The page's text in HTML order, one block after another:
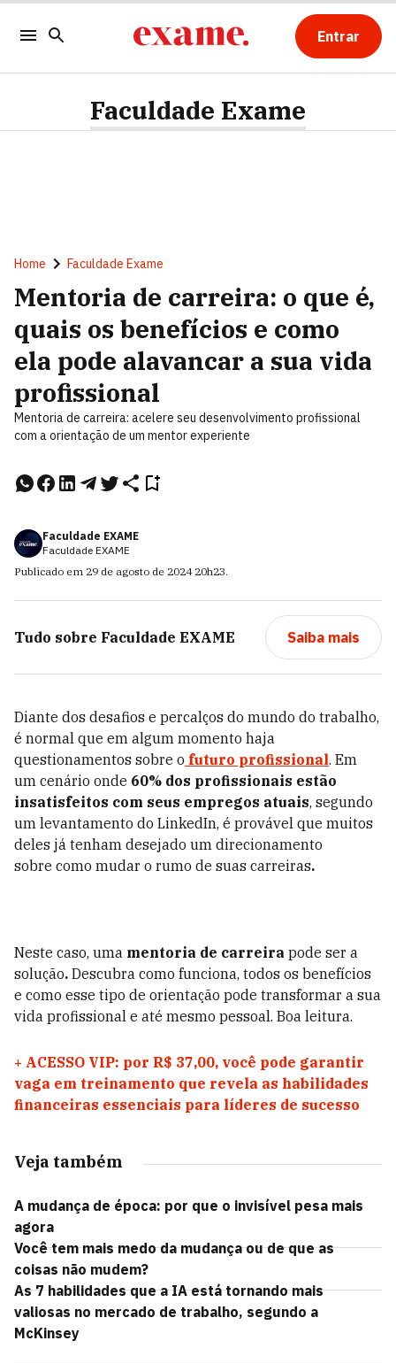
Entrar
Faculdade Exame
Home Faculdade Exame
Mentoria de carreira: o que é,
quais os benefícios e como
ela pode alavancar a sua vida
profissional
Mentoria de carreira: acelere seu desenvolvimento profissional
com a orientação de um mentor experiente
Faculdade EXAME
Faculdade EXAME
Publicado em 29 de agosto de 2024 20h23.
Tudo sobre Faculdade EXAME Saiba mais
Diante dos desafios e percalços do mundo do trabalho,
é normal que em algum momento haja
questionamentos sobre o futuro profissional. Em
um cenário onde 60% dos profissionais estão
insatisfeitos com seus empregos atuais, segundo
um levantamento do LinkedIn, é provável que muitos
deles já tenham desejado um direcionamento
sobre como mudar o rumo de suas carreiras.
Neste caso, uma mentoria de carreira pode ser a
solução. Descubra como funciona, todos os benefícios
e como esse tipo de orientação pode transformar a sua
vida profissional e até mesmo pessoal. Boa leitura.
+ ACESSO VIP: por R$ 37,00, você pode garantir
vaga em treinamento que revela as habilidades
financeiras essenciais para líderes de sucesso
Veja também
A mudança de época: por que o invisível pesa mais
agora
Você tem mais medo da mudança ou de que as
coisas não mudem?
As 7 habilidades que a IA está tornando mais
valiosas no mercado de trabalho, segundo a
McKinsey